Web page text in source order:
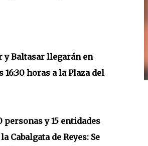
y Baltasar llegarán en
horas a la Plaza del
personas y 15 entidades
Cabalgata de Reyes: Se